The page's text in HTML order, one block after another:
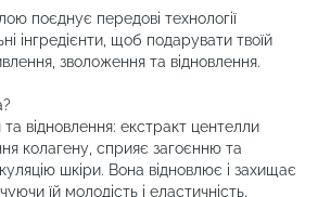
поєднує передові технології
інгредієнти, щоб подарувати твоїй
зволоження та відновлення.
відновлення: екстракт центелли
колагену, сприяє загоєнню та
шкіри. Вона відновлює і захищає
їй молодість і еластичність.